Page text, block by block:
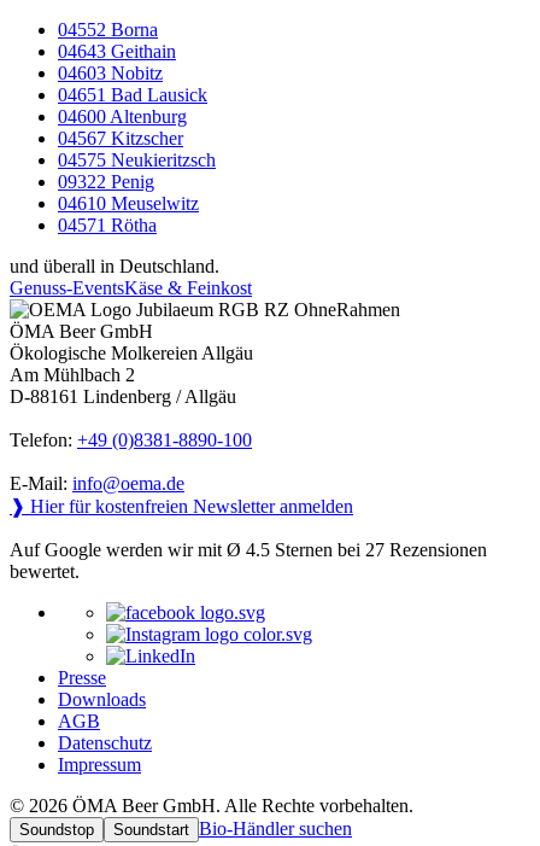
04552 Borna
04643 Geithain
04603 Nobitz
04651 Bad Lausick
04600 Altenburg
04567 Kitzscher
04575 Neukieritzsch
09322 Penig
04610 Meuselwitz
04571 Rötha
und überall in Deutschland.
Genuss-EventsKäse & Feinkost
ÖMA Beer GmbH
Ökologische Molkereien Allgäu
Am Mühlbach 2
D-88161 Lindenberg / Allgäu
Telefon: +49 (0)8381-8890-100
E-Mail: info@oema.de
❱ Hier für kostenfreien Newsletter anmelden
Auf Google werden wir mit Ø 4.5 Sternen bei 27 Rezensionen
bewertet.
Presse
Downloads
AGB
Datenschutz
Impressum
© 2026 ÖMA Beer GmbH. Alle Rechte vorbehalten.
Soundstop Soundstart Bio-Händler suchen